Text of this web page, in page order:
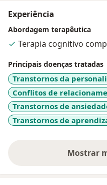
Experiência
Abordagem terapêutica
Terapia cognitivo
Principais doenças tratadas
Transtornos da
Conflitos de
Transtornos de
Transtornos de
Mostrar